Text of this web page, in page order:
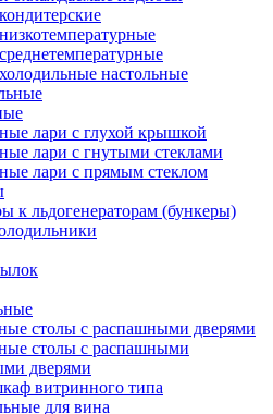
настольные
лари с глухой крышкой
лари с гнутыми стеклами
лари с прямым стеклом
к льдогенераторам (бункеры)
столы с распашными дверями
столы с распашными
дверями
витринного типа
для вина